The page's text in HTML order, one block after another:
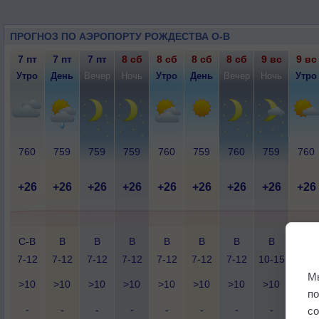
ПРОГНОЗ ПО АЭРОПОРТУ РОЖДЕСТВА О-В
7 пт 7 пт 7 пт 8 сб 8 сб 8 сб 8 сб 9 вс 9 вс
Утро День Вечер Ночь Утро День Вечер Ночь Утро
760 759 759 759 760 759 760 759 760
+26 +26 +26 +26 +26 +26 +26 +26 +26
С-В
7-12
В
7-12
В
7-12
В
7-12
В
7-12
В
7-12
В
7-12
В
10-15
>10 >10 >10 >10 >10 >10 >10 >10 >10
- - - - - - - - -